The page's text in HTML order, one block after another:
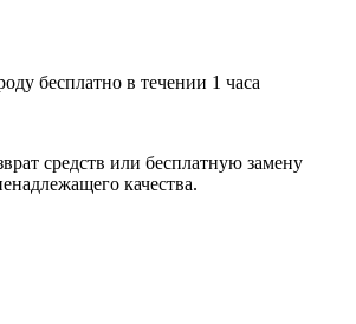
бесплатно в течении 1 часа
средств или бесплатную замену
качества.